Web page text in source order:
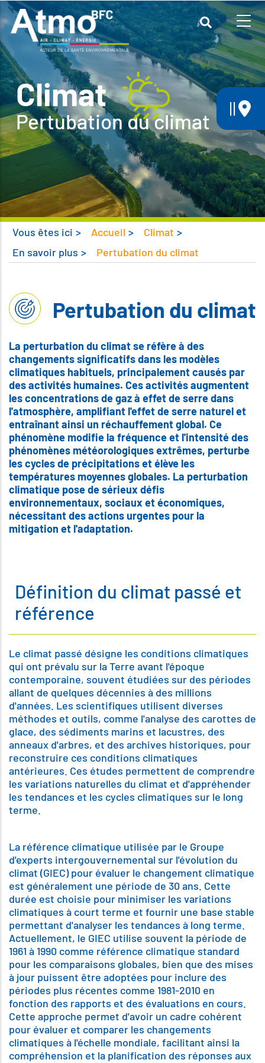
Aller
au
contenu
principal
Climat
Pertubation du climat
Vous êtes ici > Accueil > Climat >
En savoir plus > Pertubation du climat
||
Pertubation du climat
La perturbation du climat se réfère à des
changements significatifs dans les modèles
climatiques habituels, principalement causés par
des activités humaines. Ces activités augmentent
les concentrations de gaz à effet de serre dans
l'atmosphère, amplifiant l'effet de serre naturel et
entraînant ainsi un réchauffement global. Ce
phénomène modifie la fréquence et l'intensité des
phénomènes météorologiques extrêmes, perturbe
les cycles de précipitations et élève les
températures moyennes globales. La perturbation
climatique pose de sérieux défis
environnementaux, sociaux et économiques,
nécessitant des actions urgentes pour la
mitigation et l'adaptation.
Définition du climat passé et
référence
Le climat passé désigne les conditions climatiques
qui ont prévalu sur la Terre avant l'époque
contemporaine, souvent étudiées sur des périodes
allant de quelques décennies à des millions
d'années. Les scientifiques utilisent diverses
méthodes et outils, comme l'analyse des carottes de
glace, des sédiments marins et lacustres, des
anneaux d'arbres, et des archives historiques, pour
reconstruire ces conditions climatiques
antérieures. Ces études permettent de comprendre
les variations naturelles du climat et d'appréhender
les tendances et les cycles climatiques sur le long
terme.
La référence climatique utilisée par le Groupe
d'experts intergouvernemental sur l'évolution du
climat (GIEC) pour évaluer le changement climatique
est généralement une période de 30 ans. Cette
durée est choisie pour minimiser les variations
climatiques à court terme et fournir une base stable
permettant d'analyser les tendances à long terme.
Actuellement, le GIEC utilise souvent la période de
1961 à 1990 comme référence climatique standard
pour les comparaisons globales, bien que des mises
à jour puissent être adoptées pour inclure des
périodes plus récentes comme 1981-2010 en
fonction des rapports et des évaluations en cours.
Cette approche permet d'avoir un cadre cohérent
pour évaluer et comparer les changements
climatiques à l'échelle mondiale, facilitant ainsi la
compréhension et la planification des réponses aux